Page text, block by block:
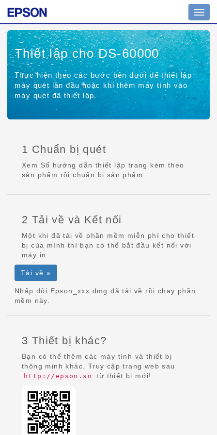
Bật/
Thiết lập cho DS-60000
Thực hiện theo các bước bên dưới để thiết lập
máy quét lần đầu hoặc khi thêm máy tính vào
máy quét đã thiết lập.
1 Chuẩn bị quét
Xem Sổ hướng dẫn thiết lập trang kèm theo
sản phẩm rồi chuẩn bị sản phẩm.
2 Tải về và Kết nối
Một khi đã tải về phần mềm miễn phí cho thiết
bị của mình thì bạn có thể bắt đầu kết nối với
máy in.
Tải về »
Nhấp đôi Epson_xxx.dmg đã tải về rồi chạy phần
mềm này.
3 Thiết bị khác?
Bạn có thể thêm các máy tính và thiết bị
thông minh khác. Truy cập trang web sau
http://epson.sn từ thiết bị mới!